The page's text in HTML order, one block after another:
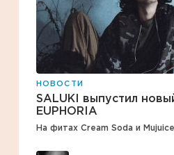
НОВОСТИ
SALUKI выпустил
EUPHORIA
На фитах Cream Soda и